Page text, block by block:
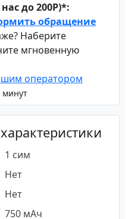
до 200Р)*:
обращение
Наберите
мгновенную
оператором
минут
1 сим
Нет
Нет
750 мАч